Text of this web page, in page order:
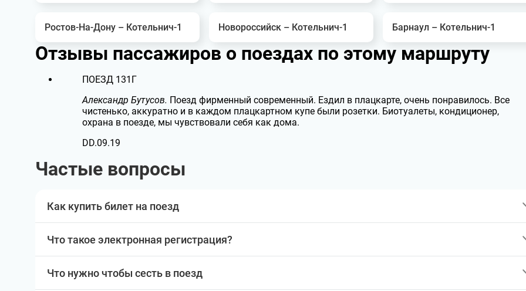
Ростов-На-Дону – Котельнич-1 Новороссийск – Котельнич-1 Барнаул – Котельнич-1
Отзывы пассажиров о поездах по этому маршруту
ПОЕЗД 131Г
Александр Бутусов. Поезд фирменный современный. Ездил в плацкарте, очень понравилось. Все
чистенько, аккуратно и в каждом плацкартном купе были розетки. Биотуалеты, кондиционер,
охрана в поезде, мы чувствовали себя как дома.
DD.09.19
Частые вопросы
Как купить билет на поезд
Что такое электронная регистрация?
Что нужно чтобы сесть в поезд